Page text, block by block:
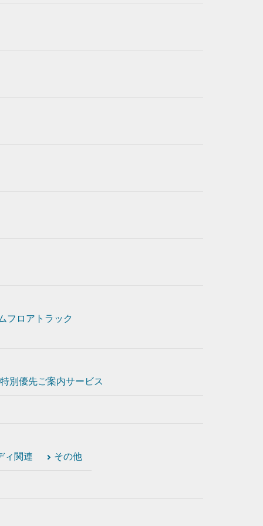
フロアトラック
特別優先ご案内サービス
ィ関連 その他